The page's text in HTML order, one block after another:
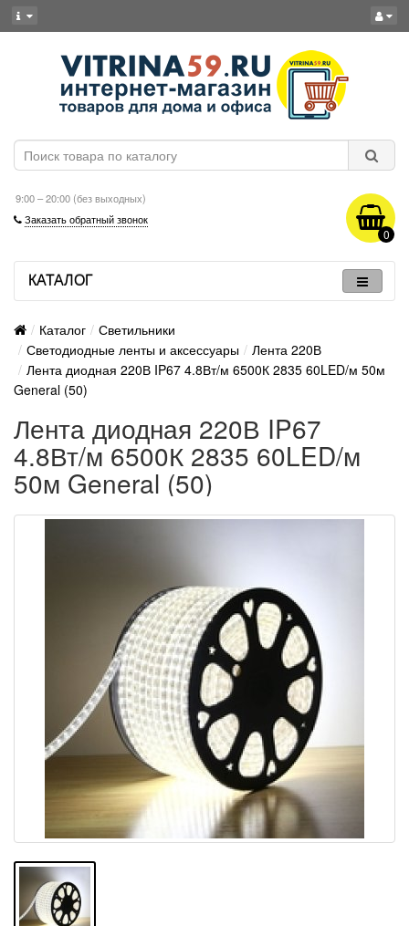
9:00 – 20:00 (без выходных)
Заказать обратный звонок
0
КАТАЛОГ
Каталог
Светильники
Светодиодные ленты и аксессуары
Лента 220В
Лента диодная 220В IP67 4.8Вт/м 6500К 2835 60LED/м 50м
General (50)
Лента диодная 220В IP67
4.8Вт/м 6500К 2835 60LED/м
50м General (50)